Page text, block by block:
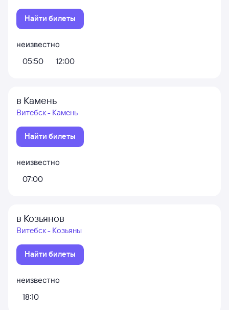
Найти билеты
неизвестно
05:50
12:00
в Камень
Витебск - Камень
Найти билеты
неизвестно
07:00
в Козьянов
Витебск - Козьяны
Найти билеты
неизвестно
18:10